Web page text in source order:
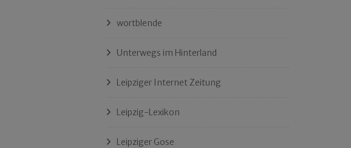
wortblende
Unterwegs im Hinterland
Leipziger Internet Zeitung
Leipzig-Lexikon
Leipziger Gose